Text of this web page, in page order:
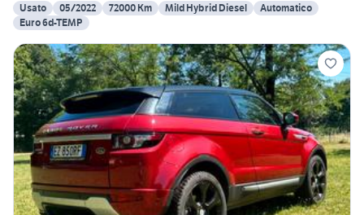
Usato
05/2022 72000 Km Mild Hybrid Diesel
Automatico
Euro 6d-TEMP